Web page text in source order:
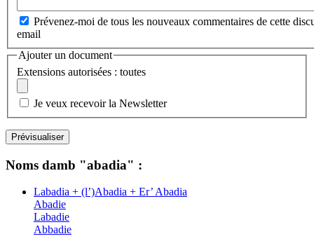
Prévenez-moi de tous les nouveaux commentaires de cette
email
Ajouter un document
Extensions autorisées : toutes
Je veux recevoir la Newsletter
Noms damb "abadia" :
Labadia + (l’)Abadia + Er’ Abadia
Abadie
Labadie
Abbadie